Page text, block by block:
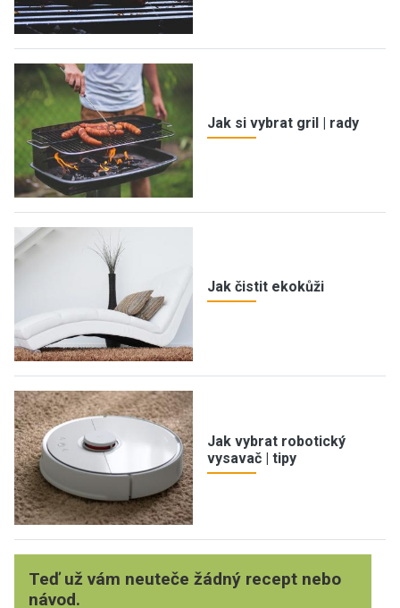
Jak si vybrat gril | rady
Jak čistit ekokůži
Jak vybrat robotický
vysavač | tipy
Teď už vám neuteče žádný recept nebo
návod.